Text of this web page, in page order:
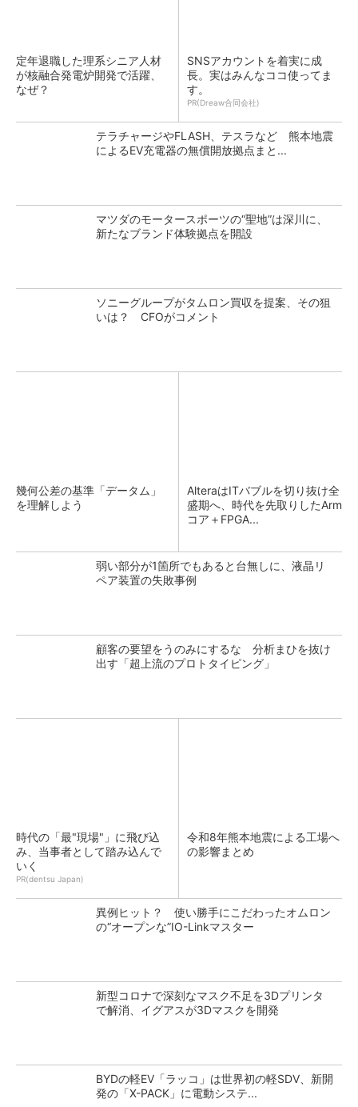
定年退職した理系シニア人材
が核融合発電炉開発で活躍、
なぜ？
SNSアカウントを着実に成
長。実はみんなココ使ってま
す。
PR(Dreaw合同会社)
テラチャージやFLASH、テスラなど 熊本地震
によるEV充電器の無償開放拠点まと...
マツダのモータースポーツの“聖地”は深川に、
新たなブランド体験拠点を開設
ソニーグループがタムロン買収を提案、その狙
いは？ CFOがコメント
幾何公差の基準「データム」
を理解しよう
AlteraはITバブルを切り抜け全
盛期へ、時代を先取りしたArm
コア＋FPGA...
弱い部分が1箇所でもあると台無しに、液晶リ
ペア装置の失敗事例
顧客の要望をうのみにするな 分析まひを抜け
出す「超上流のプロトタイピング」
時代の「最"現場"」に飛び込
み、当事者として踏み込んで
いく
PR(dentsu Japan)
令和8年熊本地震による工場へ
の影響まとめ
異例ヒット？ 使い勝手にこだわったオムロン
の“オープンな”IO-Linkマスター
新型コロナで深刻なマスク不足を3Dプリンタ
で解消、イグアスが3Dマスクを開発
BYDの軽EV「ラッコ」は世界初の軽SDV、新開
発の「X-PACK」に電動システ...